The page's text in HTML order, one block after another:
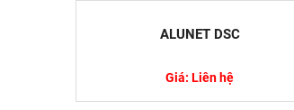
ALUNET DSC
Giá: Liên hệ